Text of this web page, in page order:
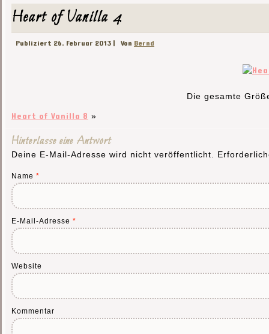
Heart of Vanilla 4
Publiziert 26. Februar 2013| VonBernd
Die gesamte
Heart of Vanilla 8 »
Hinterlasse eine Antwort
Deine E-Mail-Adresse wird nicht veröffentlicht.
Name *
E-Mail-Adresse *
Website
Kommentar